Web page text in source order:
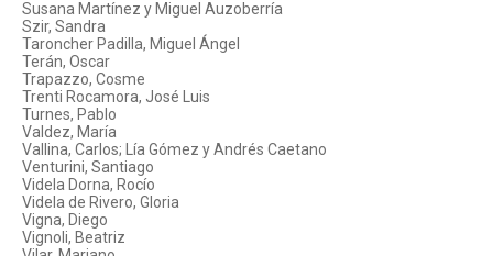
Susana Martínez y Miguel Auzoberría
Szir, Sandra
Taroncher Padilla, Miguel Ángel
Terán, Oscar
Trapazzo, Cosme
Trenti Rocamora, José Luis
Turnes, Pablo
Valdez, María
Vallina, Carlos; Lía Gómez y Andrés Caetano
Venturini, Santiago
Videla Dorna, Rocío
Videla de Rivero, Gloria
Vigna, Diego
Vignoli, Beatriz